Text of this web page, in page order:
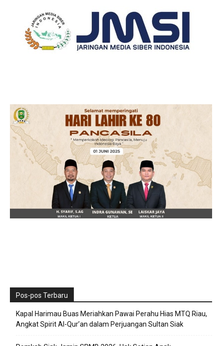
Pos-pos Terbaru
Kapal Harimau Buas Meriahkan Pawai Perahu Hias MTQ Riau,
Angkat Spirit Al-Qur’an dalam Perjuangan Sultan Siak